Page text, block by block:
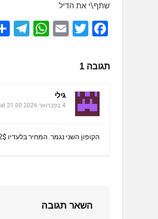
שתף\י את הדיל
F
ce
b
o
o
T
E
W
p
T
m
תגובה 1
גילי
4 בפברואר 2026 at 21:00
הקופון השני נגמר. המחיר בלעדיו 30.62$
השאר תגובה